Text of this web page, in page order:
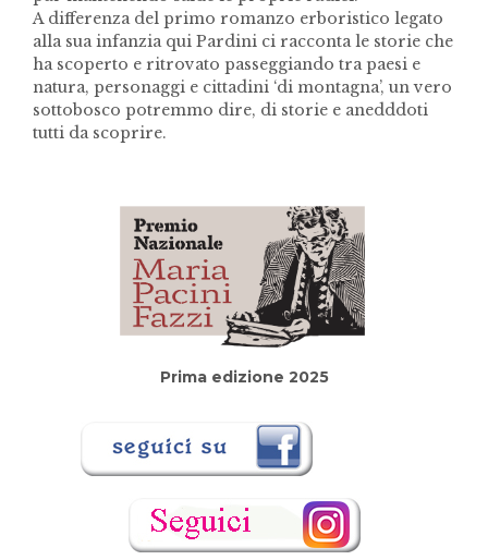
A differenza del primo romanzo erboristico legato
alla sua infanzia qui Pardini ci racconta le storie che
ha scoperto e ritrovato passeggiando tra paesi e
natura, personaggi e cittadini ‘di montagna’, un vero
sottobosco potremmo dire, di storie e anedddoti
tutti da scoprire.
Prima edizione 2025